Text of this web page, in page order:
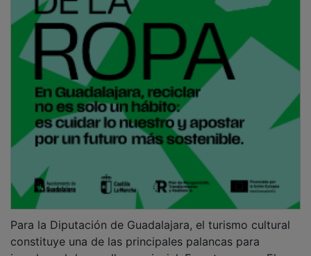
constituye una de las principales palancas para
impulsar el desarrollo provincial. En este marco, Elena